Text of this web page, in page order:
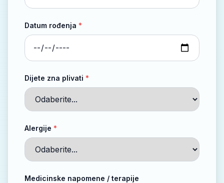
Datum rođenja *
Dijete zna plivati *
Alergije *
Medicinske napomene / terapije